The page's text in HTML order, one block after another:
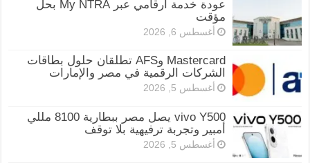
عودة خدمة أرقامي عبر My NTRA بحل
مؤقت
أغسطس 6, 2026
Mastercard وAFS تطلقان حلول بطاقات
الشركات الرقمية في مصر والإمارات
أغسطس 5, 2026
vivo Y500 يصل مصر ببطارية 8100 مللي
أمبير وتجربة ترفيهية بلا توقف
أغسطس 5, 2026